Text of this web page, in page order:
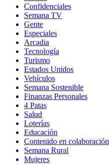
Confidenciales
Semana TV
Gente
Especiales
Arcadia
Tecnología
Turismo
Estados Unidos
Vehículos
Semana Sostenible
Finanzas Personales
4 Patas
Salud
Loterías
Educación
Contenido en colaboración
Semana Rural
Mujeres